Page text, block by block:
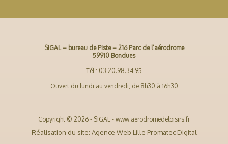
SIGAL – bureau de Piste – 216 Parc de l’aérodrome
59910 Bondues
Tél : 03.20.98.34.95
Ouvert du lundi au vendredi, de 8h30 à 16h30
Copyright © 2026 - SIGAL - www.aerodromedeloisirs.fr
Réalisation du site: Agence Web Lille Promatec Digital